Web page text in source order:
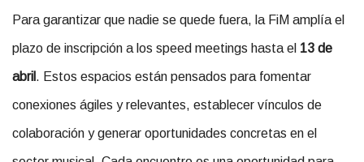
Para garantizar que nadie se quede fuera, la FiM amplía el
plazo de inscripción a los speed meetings hasta el 13 de
abril . Estos espacios están pensados ​​para fomentar
conexiones ágiles y relevantes, establecer vínculos de
colaboración y generar oportunidades concretas en el